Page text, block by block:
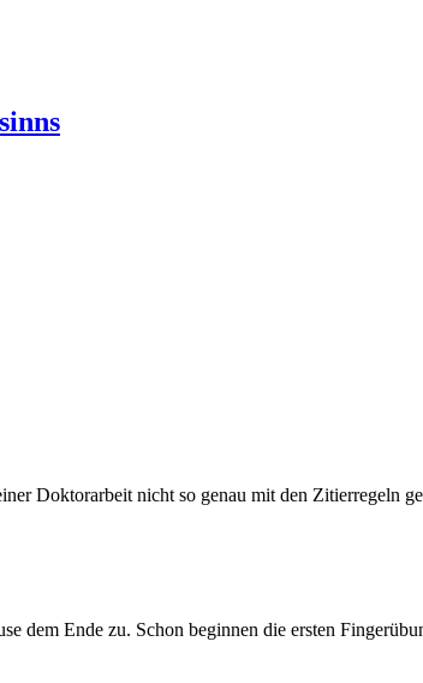
Doktorarbeit nicht so genau mit den Zitierregeln
dem Ende zu. Schon beginnen die ersten